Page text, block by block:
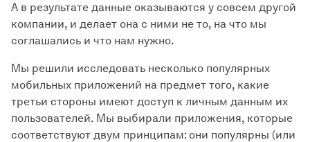
А в результате данные оказываются у совсем другой
компании, и делает она с ними не то, на что мы
соглашались и что нам нужно.
Мы решили исследовать несколько популярных
мобильных приложений на предмет того, какие
третьи стороны имеют доступ к личным данным их
пользователей. Мы выбирали приложения, которые
соответствуют двум принципам: они популярны (или